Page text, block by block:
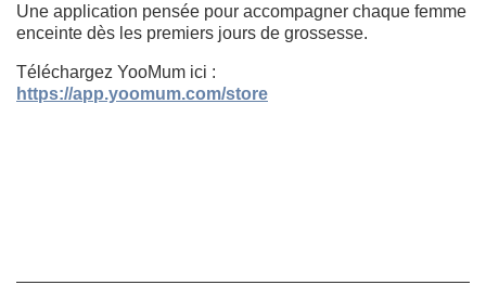
Une application pensée pour accompagner chaque femme
enceinte dès les premiers jours de grossesse.
Téléchargez YooMum ici :
https://app.yoomum.com/store